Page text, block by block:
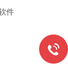
件